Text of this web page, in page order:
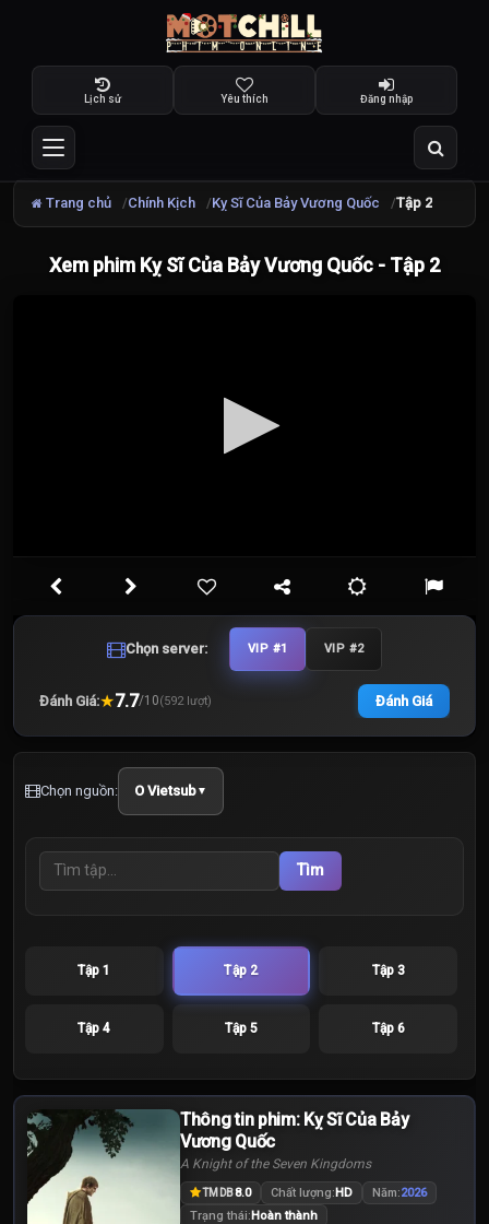
Lịch sử Yêu thích Đăng nhập
Trang chủ Chính Kịch Kỵ Sĩ Của Bảy Vương Quốc Tập 2
Xem phim Kỵ Sĩ Của Bảy Vương Quốc - Tập 2
Chọn server: VIP #1 VIP #2
Đánh Giá:★7.7/10(592 lượt) Đánh Giá
Chọn nguồn: O Vietsub▼
Tìm
Tập 1 Tập 2 Tập 3
Tập 4 Tập 5 Tập 6
Thông tin phim: Kỵ Sĩ Của Bảy
Vương Quốc
A Knight of the Seven Kingdoms
TMDB8.0 Chất lượng:HD Năm:2026
Trạng thái:Hoàn thành